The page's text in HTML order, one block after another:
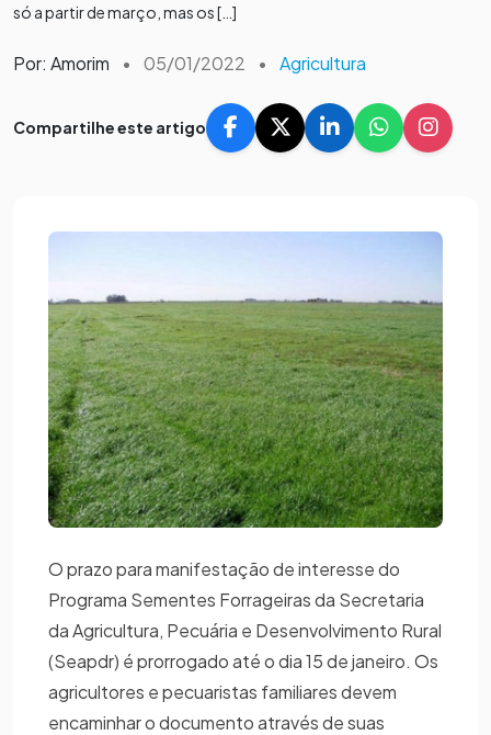
só a partir de março, mas os […]
Por: Amorim • 05/01/2022 • Agricultura
Compartilhe este artigo
O prazo para manifestação de interesse do
Programa Sementes Forrageiras da Secretaria
da Agricultura, Pecuária e Desenvolvimento Rural
(Seapdr) é prorrogado até o dia 15 de janeiro. Os
agricultores e pecuaristas familiares devem
encaminhar o documento através de suas